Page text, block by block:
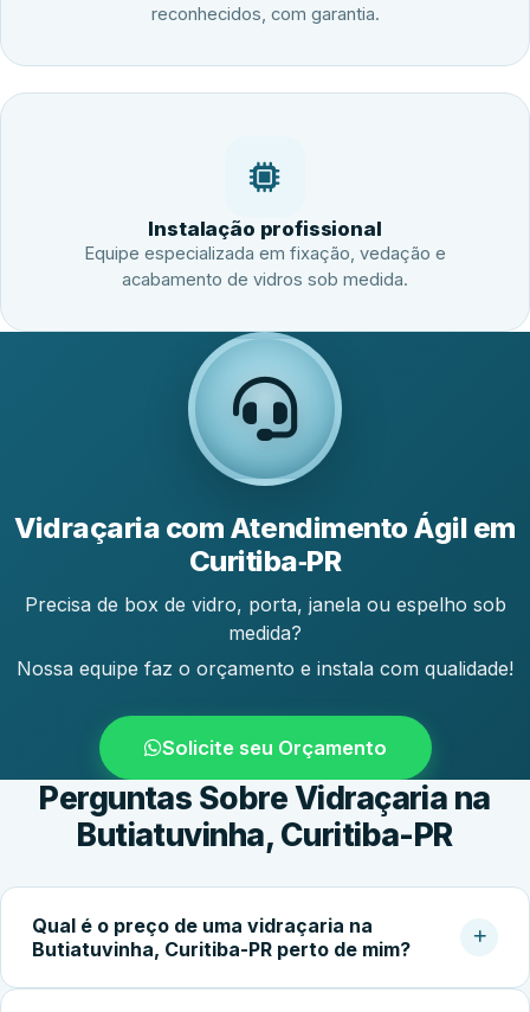
reconhecidos, com garantia.
Instalação profissional
Equipe especializada em fixação, vedação e
acabamento de vidros sob medida.
Vidraçaria com Atendimento Ágil em
Curitiba‑PR
Precisa de box de vidro, porta, janela ou espelho sob
medida?
Nossa equipe faz o orçamento e instala com qualidade!
Solicite seu Orçamento
Perguntas Sobre Vidraçaria na
Butiatuvinha, Curitiba-PR
Qual é o preço de uma vidraçaria na
Butiatuvinha, Curitiba-PR perto de mim?